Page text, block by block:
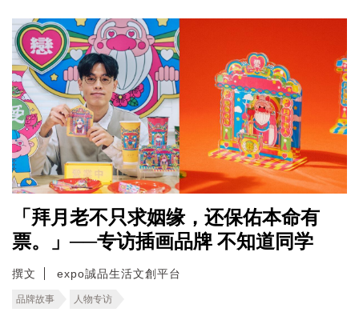
「拜月老不只求姻缘，还保佑本命有
票。」──专访插画品牌 不知道同学
撰文 expo誠品生活文創平台
品牌故事 人物专访